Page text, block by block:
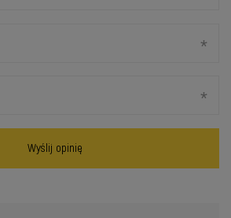
Wyślij opinię